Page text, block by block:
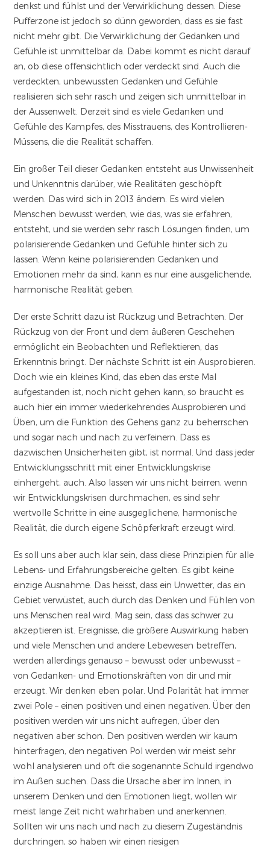
denkst und fühlst und der Verwirklichung dessen. Diese
Pufferzone ist jedoch so dünn geworden, dass es sie fast
nicht mehr gibt. Die Verwirklichung der Gedanken und
Gefühle ist unmittelbar da. Dabei kommt es nicht darauf
an, ob diese offensichtlich oder verdeckt sind. Auch die
verdeckten, unbewussten Gedanken und Gefühle
realisieren sich sehr rasch und zeigen sich unmittelbar in
der Aussenwelt. Derzeit sind es viele Gedanken und
Gefühle des Kampfes, des Misstrauens, des Kontrollieren-
Müssens, die die Realität schaffen.
Ein großer Teil dieser Gedanken entsteht aus Unwissenheit
und Unkenntnis darüber, wie Realitäten geschöpft
werden. Das wird sich in 2013 ändern. Es wird vielen
Menschen bewusst werden, wie das, was sie erfahren,
entsteht, und sie werden sehr rasch Lösungen finden, um
polarisierende Gedanken und Gefühle hinter sich zu
lassen. Wenn keine polarisierenden Gedanken und
Emotionen mehr da sind, kann es nur eine ausgelichende,
harmonische Realität geben.
Der erste Schritt dazu ist Rückzug und Betrachten. Der
Rückzug von der Front und dem äußeren Geschehen
ermöglicht ein Beobachten und Reflektieren, das
Erkenntnis bringt. Der nächste Schritt ist ein Ausprobieren.
Doch wie ein kleines Kind, das eben das erste Mal
aufgestanden ist, noch nicht gehen kann, so braucht es
auch hier ein immer wiederkehrendes Ausprobieren und
Üben, um die Funktion des Gehens ganz zu beherrschen
und sogar nach und nach zu verfeinern. Dass es
dazwischen Unsicherheiten gibt, ist normal. Und dass jeder
Entwicklungsschritt mit einer Entwicklungskrise
einhergeht, auch. Also lassen wir uns nicht beirren, wenn
wir Entwicklungskrisen durchmachen, es sind sehr
wertvolle Schritte in eine ausgeglichene, harmonische
Realität, die durch eigene Schöpferkraft erzeugt wird.
Es soll uns aber auch klar sein, dass diese Prinzipien für alle
Lebens- und Erfahrungsbereiche gelten. Es gibt keine
einzige Ausnahme. Das heisst, dass ein Unwetter, das ein
Gebiet verwüstet, auch durch das Denken und Fühlen von
uns Menschen real wird. Mag sein, dass das schwer zu
akzeptieren ist. Ereignisse, die größere Auswirkung haben
und viele Menschen und andere Lebewesen betreffen,
werden allerdings genauso – bewusst oder unbewusst –
von Gedanken- und Emotionskräften von dir und mir
erzeugt. Wir denken eben polar. Und Polarität hat immer
zwei Pole – einen positiven und einen negativen. Über den
positiven werden wir uns nicht aufregen, über den
negativen aber schon. Den positiven werden wir kaum
hinterfragen, den negativen Pol werden wir meist sehr
wohl analysieren und oft die sogenannte Schuld irgendwo
im Außen suchen. Dass die Ursache aber im Innen, in
unserem Denken und den Emotionen liegt, wollen wir
meist lange Zeit nicht wahrhaben und anerkennen.
Sollten wir uns nach und nach zu diesem Zugeständnis
durchringen, so haben wir einen riesigen